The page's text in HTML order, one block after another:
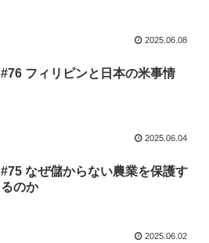
2025.06.08
#76 フィリピンと日本の米事情
2025.06.04
#75 なぜ儲からない農業を保護す
るのか
2025.06.02